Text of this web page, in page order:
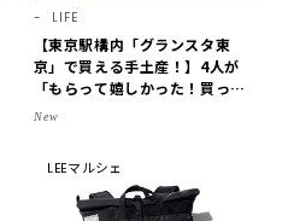
LIFE
【東京駅構内「グランスタ東
京」で買える手土産！】4人が
「もらって嬉しかった！買って
よかった」スイーツを拝見♪G
プ…etc.【2026】
New
LEEマルシェ